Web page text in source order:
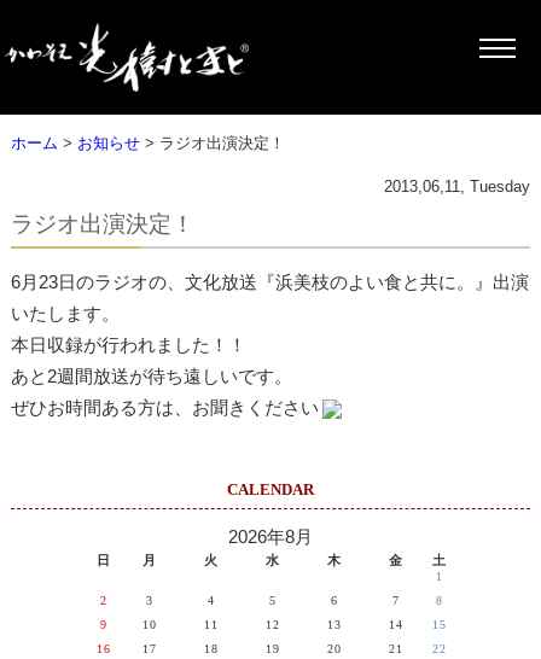
ホーム > お知らせ> ラジオ出演決定！
2013,06,11, Tuesday
ラジオ出演決定！
6月23日のラジオの、文化放送『浜美枝のよい食と共に。』出演
いたします。
本日収録が行われました！！
あと2週間放送が待ち遠しいです。
ぜひお時間ある方は、お聞きください
CALENDAR
2026年8月
日 月 火 水 木 金 土
1
2
3 4 5 6 7
8
9
10 11 12 13 14
15
16
17 18 19 20 21
22